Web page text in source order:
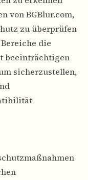
von BGBlur.com,
zu überprüfen
die
beeinträchtigen
sicherzustellen,